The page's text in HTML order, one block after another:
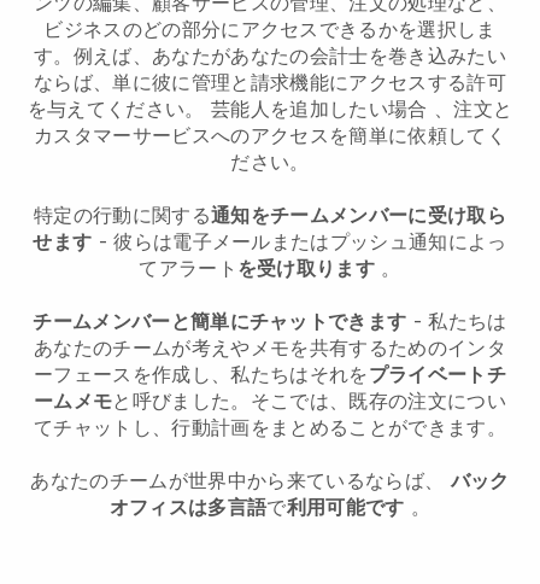
ビジネスのどの部分にアクセスできるかを選択しま
す。例えば、あなたがあなたの会計士を巻き込みたい
ならば、単に彼に管理と請求機能にアクセスする許可
を与えてください。芸能人を追加したい場合 、注文と
カスタマーサービスへのアクセスを簡単に依頼してく
ださい。
特定の行動に関する通知をチームメンバーに受け取ら
せます - 彼らは電子メールまたはプッシュ通知によっ
てアラート を受け取ります 。
チームメンバーと簡単にチャットできます - 私たちは
あなたのチームが考えやメモを共有するためのインタ
ーフェースを作成し、私たちはそれを プライベートチ
ームメモと呼びました。そこでは、既存の注文につい
てチャットし、行動計画をまとめることができます。
あなたのチームが世界中から来ているならば、 バック
オフィスは多言語で利用可能です 。